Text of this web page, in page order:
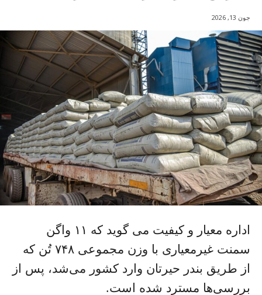
جون 13, 2026
اداره معیار و کیفیت می گوید که ۱۱ واگن
سمنت غیرمعیاری با وزن مجموعی ۷۴۸ تُن که
از طریق بندر حیرتان وارد کشور می‌شد، پس از
بررسی‌ها مسترد شده است.